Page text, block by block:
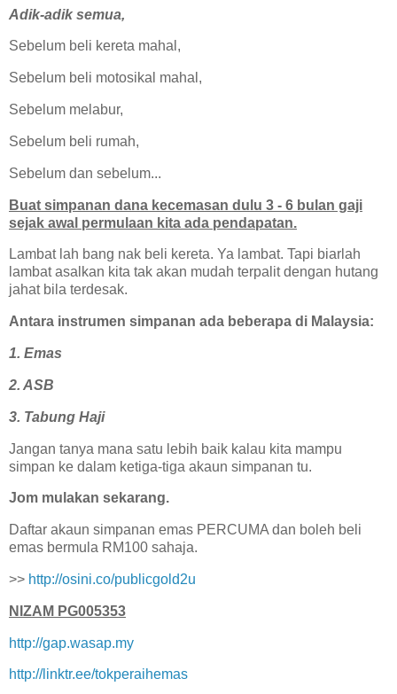
Adik-adik semua,
Sebelum beli kereta mahal,
Sebelum beli motosikal mahal,
Sebelum melabur,
Sebelum beli rumah,
Sebelum dan sebelum...
Buat simpanan dana kecemasan dulu 3 - 6 bulan gaji
sejak awal permulaan kita ada pendapatan.
Lambat lah bang nak beli kereta. Ya lambat. Tapi biarlah
lambat asalkan kita tak akan mudah terpalit dengan hutang
jahat bila terdesak.
Antara instrumen simpanan ada beberapa di Malaysia:
1. Emas
2. ASB
3. Tabung Haji
Jangan tanya mana satu lebih baik kalau kita mampu
simpan ke dalam ketiga-tiga akaun simpanan tu.
Jom mulakan sekarang.
Daftar akaun simpanan emas PERCUMA dan boleh beli
emas bermula RM100 sahaja.
>> http://osini.co/publicgold2u
NIZAM PG005353
http://gap.wasap.my
http://linktr.ee/tokperaihemas